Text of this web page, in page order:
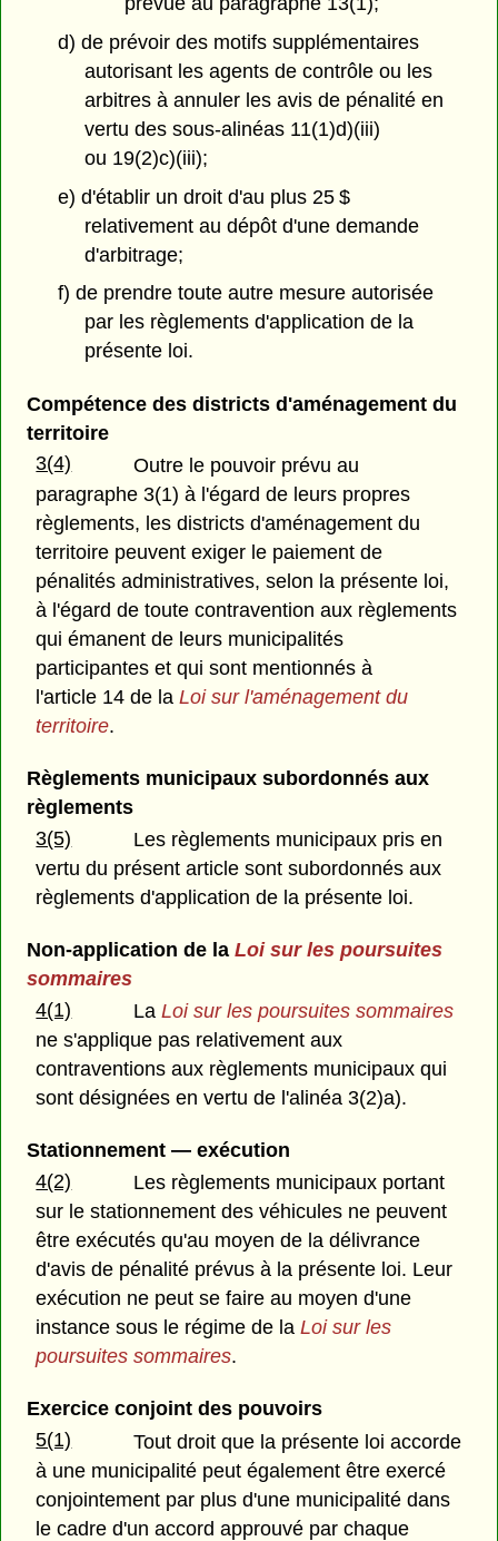
d) de prévoir des motifs supplémentaires
autorisant les agents de contrôle ou les
arbitres à annuler les avis de pénalité en
vertu des sous-alinéas 11(1)d)(iii)
ou 19(2)c)(iii);
e) d'établir un droit d'au plus 25 $
relativement au dépôt d'une demande
d'arbitrage;
f) de prendre toute autre mesure autorisée
par les règlements d'application de la
présente loi.
Compétence des districts d'aménagement du
territoire
3(4)
Outre le pouvoir prévu au
paragraphe 3(1) à l'égard de leurs propres
règlements, les districts d'aménagement du
territoire peuvent exiger le paiement de
pénalités administratives, selon la présente loi,
à l'égard de toute contravention aux règlements
qui émanent de leurs municipalités
participantes et qui sont mentionnés à
l'article 14 de laLoi sur l'aménagement du
territoire.
Règlements municipaux subordonnés aux
règlements
3(5)
Les règlements municipaux pris en
vertu du présent article sont subordonnés aux
règlements d'application de la présente loi.
Non-application de la Loi sur les poursuites
sommaires
4(1)
LaLoi sur les poursuites sommaires
ne s'applique pas relativement aux
contraventions aux règlements municipaux qui
sont désignées en vertu de l'alinéa 3(2)a).
Stationnement — exécution
4(2)
Les règlements municipaux portant
sur le stationnement des véhicules ne peuvent
être exécutés qu'au moyen de la délivrance
d'avis de pénalité prévus à la présente loi. Leur
exécution ne peut se faire au moyen d'une
instance sous le régime de laLoi sur les
poursuites sommaires.
Exercice conjoint des pouvoirs
5(1)
Tout droit que la présente loi accorde
à une municipalité peut également être exercé
conjointement par plus d'une municipalité dans
le cadre d'un accord approuvé par chaque